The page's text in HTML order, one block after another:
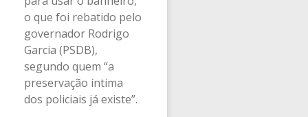
o que foi rebatido pelo
governador Rodrigo
Garcia (PSDB),
segundo quem “a
preservação íntima
dos policiais já existe”.